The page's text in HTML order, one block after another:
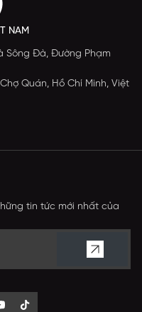
NAM
Sông Đà, Đường Phạm
Quán, Hồ Chí Minh, Việt
tin tức mới nhất của